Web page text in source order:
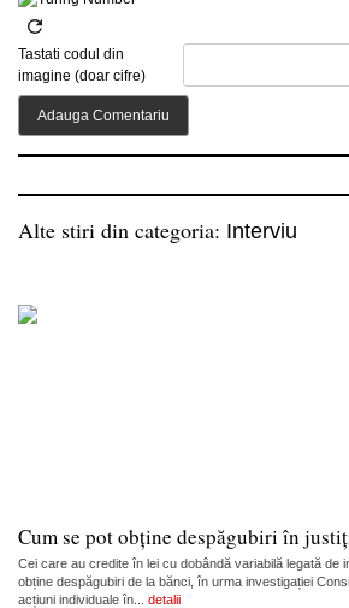
Tastati codul din
imagine (doar cifre)
Alte stiri din categoria: Interviu
Cum se pot obține despăgubiri în
Cei care au credite în lei cu dobândă variabilă legată de
obține despăgubiri de la bănci, în urma investigației
acțiuni individuale în... detalii